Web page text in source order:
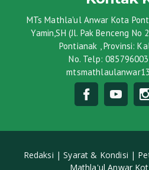
MTs Mathla'ul Anwar Kota
Yamin,SH (Jl. Pak Benceng
Pontianak , Provinsi:
No. Telp:
Redaksi |Syarat & Kondisi |
Mathla'ul Anwar